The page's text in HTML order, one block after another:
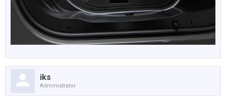
iks
Administrator